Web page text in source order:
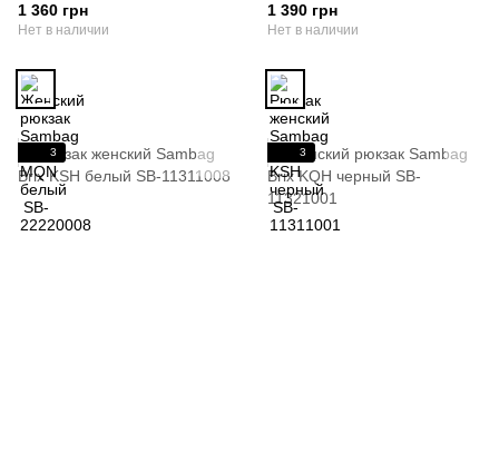
1 360 грн
Нет в наличии
1 390 грн
Нет в наличии
3 3